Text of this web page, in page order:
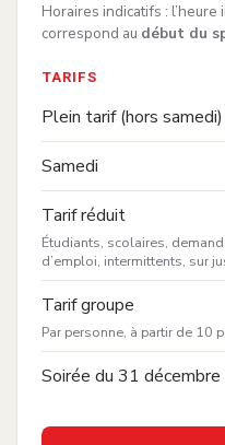
Horaires indicatifs :
correspond au début du
TARIFS
Plein tarif (hors samedi)
Samedi
Tarif réduit:
Étudiants, scolaires,
d’emploi, intermittents, sur
Tarif groupe
Par personne, à partir de 10
Soirée du 31 décembre